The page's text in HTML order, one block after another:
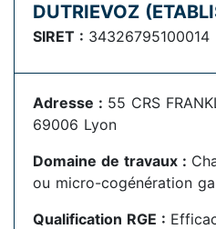
DUTRIEVOZ
SIRET : 34326795100014
Adresse : 55 CRS
69006 Lyon
Domaine de travaux :
ou micro-cogénération
Qualification RGE :